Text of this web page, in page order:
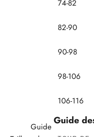
Guide
74-82
82-90
90-98
98-106
106-116
Guide